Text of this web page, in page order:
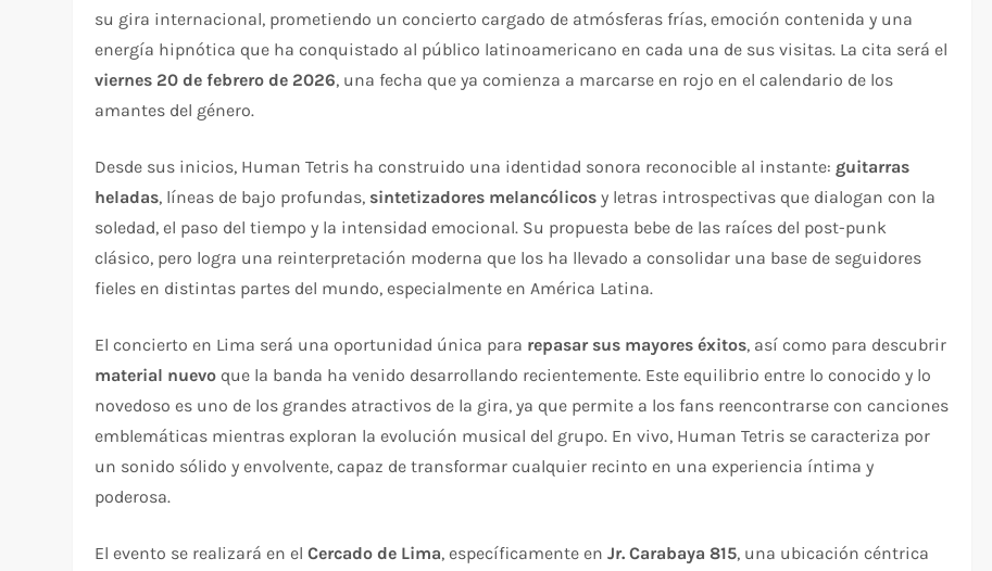
su gira internacional, prometiendo un concierto cargado de atmósferas frías, emoción contenida y una
energía hipnótica que ha conquistado al público latinoamericano en cada una de sus visitas. La cita será el
viernes 20 de febrero de 2026, una fecha que ya comienza a marcarse en rojo en el calendario de los
amantes del género.
Desde sus inicios, Human Tetris ha construido una identidad sonora reconocible al instante: guitarras
heladas, líneas de bajo profundas, sintetizadores melancólicos y letras introspectivas que dialogan con la
soledad, el paso del tiempo y la intensidad emocional. Su propuesta bebe de las raíces del post-punk
clásico, pero logra una reinterpretación moderna que los ha llevado a consolidar una base de seguidores
fieles en distintas partes del mundo, especialmente en América Latina.
El concierto en Lima será una oportunidad única para repasar sus mayores éxitos, así como para descubrir
material nuevo que la banda ha venido desarrollando recientemente. Este equilibrio entre lo conocido y lo
novedoso es uno de los grandes atractivos de la gira, ya que permite a los fans reencontrarse con canciones
emblemáticas mientras exploran la evolución musical del grupo. En vivo, Human Tetris se caracteriza por
un sonido sólido y envolvente, capaz de transformar cualquier recinto en una experiencia íntima y
poderosa.
El evento se realizará en elCercado de Lima, específicamente enJr. Carabaya 815, una ubicación céntrica